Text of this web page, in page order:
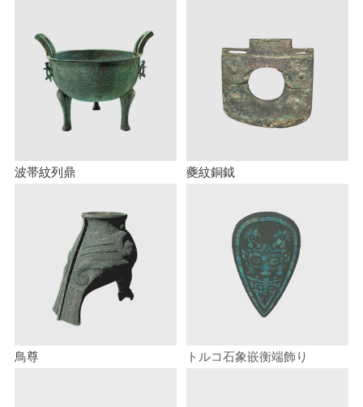
波帯紋列鼎 夔紋銅鉞
鳥尊 トルコ石象嵌衡端飾り